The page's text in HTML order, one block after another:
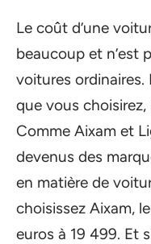
Le coût d’une
beaucoup et n’est
voitures ordinaires.
que vous choisirez,
Comme Aixam et
devenus des
en matière de
choisissez Aixam,
euros à 19 499. Et